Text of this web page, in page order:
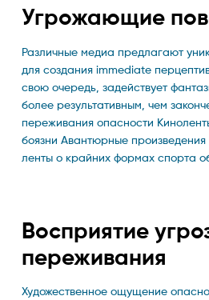
Угрожающие
Различные медиа предлагают
для создания immediate
свою очередь, задействует
более результативным, чем
переживания опасности
боязни Авантюрные
ленты о крайних формах спорта
Восприятие
переживания
Художественное ощущение